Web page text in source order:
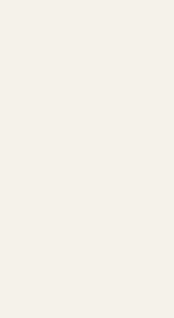
potatura.
per
e un comfort
giardino. Scopri
questo
E LA
di alta qualità
tuo giardino.
Forbice Kv360
migliorare